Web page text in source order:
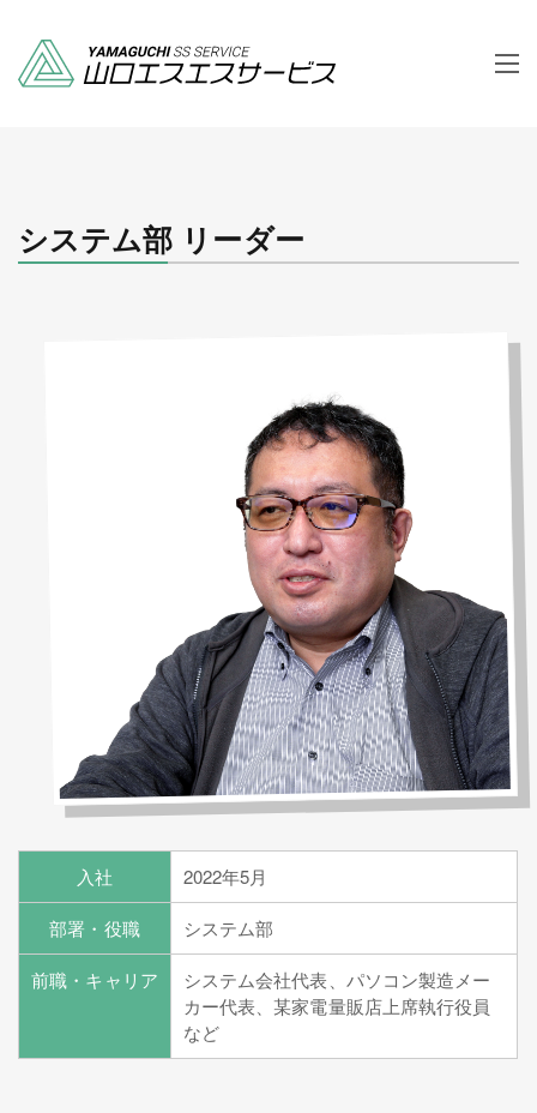
システム部 リーダー
入社 2022年5月
部署・役職 システム部
前職・キャリア
システム会社代表、パソコン製造メー
カー代表、某家電量販店上席執行役員
など